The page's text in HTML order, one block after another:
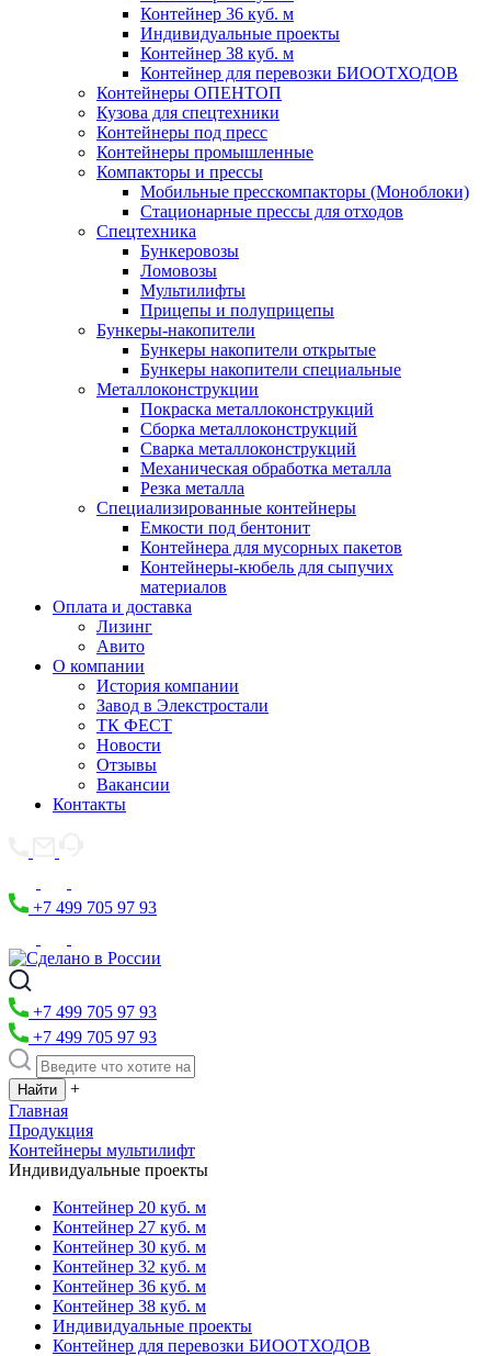
Контейнер 36 куб. м
Индивидуальные проекты
Контейнер 38 куб. м
Контейнер для перевозки БИООТХОДОВ
Контейнеры ОПЕНТОП
Кузова для спецтехники
Контейнеры под пресс
Контейнеры промышленные
Компакторы и прессы
Мобильные пресскомпакторы (Моноблоки)
Стационарные прессы для отходов
Спецтехника
Бункеровозы
Ломовозы
Мультилифты
Прицепы и полуприцепы
Бункеры-накопители
Бункеры накопители открытые
Бункеры накопители специальные
Металлоконструкции
Покраска металлоконструкций
Сборка металлоконструкций
Сварка металлоконструкций
Механическая обработка металла
Резка металла
Специализированные контейнеры
Емкости под бентонит
Контейнера для мусорных пакетов
Контейнеры-кюбель для сыпучих
материалов
Оплата и доставка
Лизинг
Авито
О компании
История компании
Завод в Элекстростали
ТК ФЕСТ
Новости
Отзывы
Вакансии
Контакты
+7 499 705 97 93
+7 499 705 97 93
+7 499 705 97 93
+
Главная
Продукция
Контейнеры мультилифт
Индивидуальные проекты
Контейнер 20 куб. м
Контейнер 27 куб. м
Контейнер 30 куб. м
Контейнер 32 куб. м
Контейнер 36 куб. м
Контейнер 38 куб. м
Индивидуальные проекты
Контейнер для перевозки БИООТХОДОВ